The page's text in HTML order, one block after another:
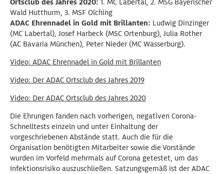
Ortsclub des Jahres 2020: 1. MC Labertal, 2. MSG Bayerischer
Wald Hutthurm, 3. MSF Olching
ADAC Ehrennadel in Gold mit Brillanten: Ludwig Dinzinger
(MC Labertal), Josef Harbeck (MSC Ortenburg), Julia Rother
(AC Bavaria München), Peter Nieder (MC Wasserburg).
Video: ADAC Ehrennadel in Gold mit Brillanten
Video: Der ADAC Ortsclub des Jahres 2019
Video: Der ADAC Ortsclub des Jahres 2020
Die Ehrungen fanden nach vorherigen, negativen Corona-
Schnelltests einzeln und unter Einhaltung der
vorgeschriebenen Abstände statt. Auch die für die
Organisation benötigten Mitarbeiter sowie die Vorstände
wurden im Vorfeld mehrmals auf Corona getestet, um das
Infektionsrisiko auszuschließen. Satzungsgemäß ist der ADAC